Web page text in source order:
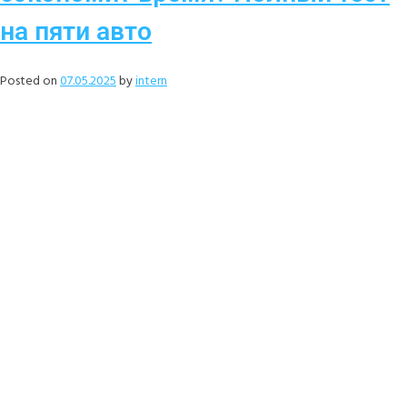
на пяти авто
Posted on07.05.2025byintern